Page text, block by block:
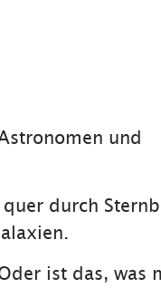
und
durch
ist das, was